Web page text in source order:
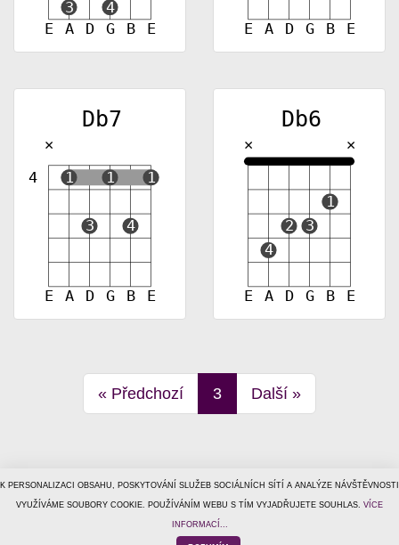
K PERSONALIZACI OBSAHU, POSKYTOVÁNÍ SLUŽEB SOCIÁLNÍCH SÍTÍ A ANALÝZE NÁVŠTĚVNOSTI
VYUŽÍVÁME SOUBORY COOKIE. POUŽÍVÁNÍM WEBU S TÍM VYJADŘUJETE SOUHLAS. VÍCE
INFORMACÍ...
E A D G B E
3 4
E A D G B E
Db7
4
E A D G B E
✕
1
3
1
4
1
Db6
E A D G B E
✕
4
2 3
1
✕
« Předchozí 3 Další »
© 1996–2026Tiscali Media, a.s. ISSN 1801-5131
ochrana osobních údajů